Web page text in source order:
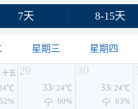
7天 8-15天
星期三 星期四
十五
52%
29
33/ 24℃
60%
30
33/ 24℃
63%